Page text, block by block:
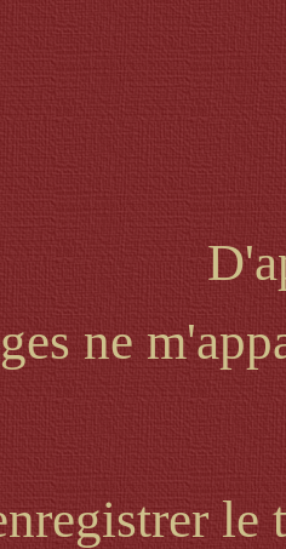
ne
le